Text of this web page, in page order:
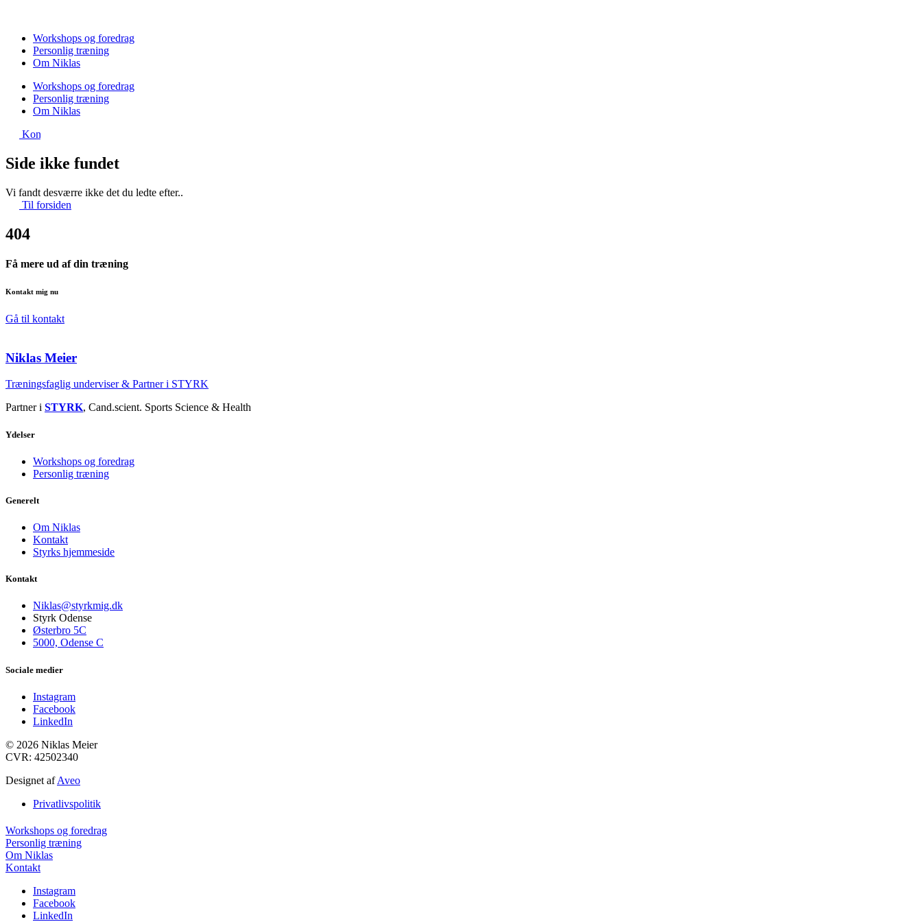
indholdWorkshops og foredrag
Personlig træning
Om Niklas
Workshops og foredrag
Personlig træning
Om Niklas
Kontakt
Side ikke fundet
Vi fandt desværre ikke det du ledte efter..
Til forsiden
404
Få mere ud af din træning
Kontakt mig nu
Gå til kontakt
Niklas Meier
Træningsfaglig underviser & Partner i STYRK
Partner i STYRK, Cand.scient. Sports Science & Health
Ydelser
Workshops og foredrag
Personlig træning
Generelt
Om Niklas
Kontakt
Styrks hjemmeside
Kontakt
Niklas@styrkmig.dk
Styrk Odense
Østerbro 5C
5000, Odense C
Sociale medier
Instagram
Facebook
LinkedIn
© 2026 Niklas Meier
CVR: 42502340
Designet afAveo
Privatlivspolitik
Workshops og foredrag
Personlig træning
Om Niklas
Kontakt
Instagram
Facebook
LinkedIn